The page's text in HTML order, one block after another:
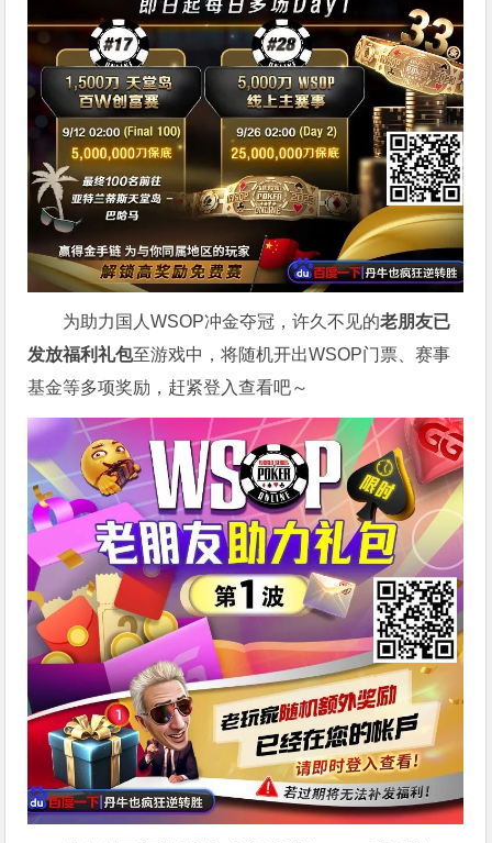
为助力国人WSOP冲金夺冠，许久不见的老朋友已
发放福利礼包至游戏中，将随机开出WSOP门票、赛事
基金等多项奖励，赶紧登入查看吧～